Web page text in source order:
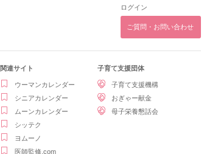
ログイン
ご質問・お問い合わせ
関連サイト
ウーマンカレンダー
シニアカレンダー
ムーンカレンダー
シッテク
ヨムーノ
医師監修.com
子育て支援団体
子育て支援機構
おぎゃー献金
母子栄養懇話会